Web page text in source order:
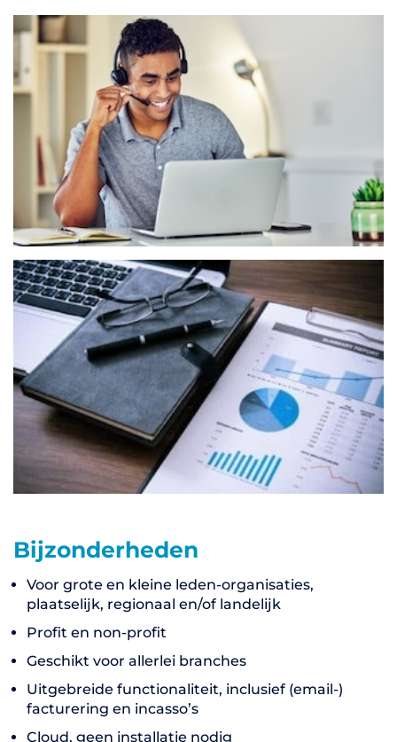
Bijzonderheden
Voor grote en kleine leden-organisaties,
plaatselijk, regionaal en/of landelijk
Profit en non-profit
Geschikt voor allerlei branches
Uitgebreide functionaliteit, inclusief (email-)
facturering en incasso’s
Cloud, geen installatie nodig